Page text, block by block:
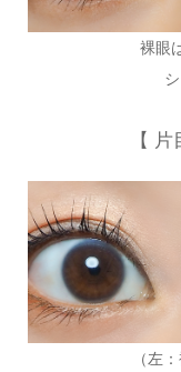
裸眼
【
（左